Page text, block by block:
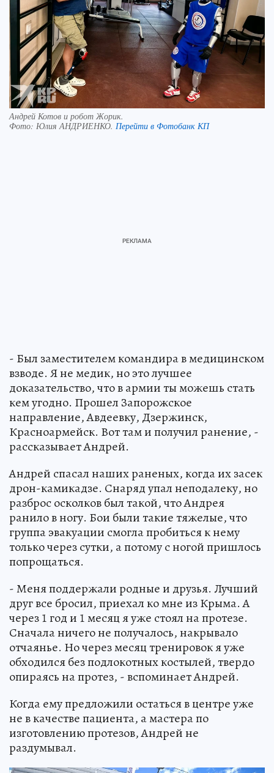
Андрей Котов и робот Жорик.
Фото: Юлия АНДРИЕНКО. Перейти в Фотобанк КП
- Был заместителем командира в медицинском
взводе. Я не медик, но это лучшее
доказательство, что в армии ты можешь стать
кем угодно. Прошел Запорожское
направление, Авдеевку, Дзержинск,
Красноармейск. Вот там и получил ранение, -
рассказывает Андрей.
Андрей спасал наших раненых, когда их засек
дрон-камикадзе. Снаряд упал неподалеку, но
разброс осколков был такой, что Андрея
ранило в ногу. Бои были такие тяжелые, что
группа эвакуации смогла пробиться к нему
только через сутки, а потому с ногой пришлось
попрощаться.
- Меня поддержали родные и друзья. Лучший
друг все бросил, приехал ко мне из Крыма. А
через 1 год и 1 месяц я уже стоял на протезе.
Сначала ничего не получалось, накрывало
отчаянье. Но через месяц тренировок я уже
обходился без подлокотных костылей, твердо
опираясь на протез, - вспоминает Андрей.
Когда ему предложили остаться в центре уже
не в качестве пациента, а мастера по
изготовлению протезов, Андрей не
раздумывал.